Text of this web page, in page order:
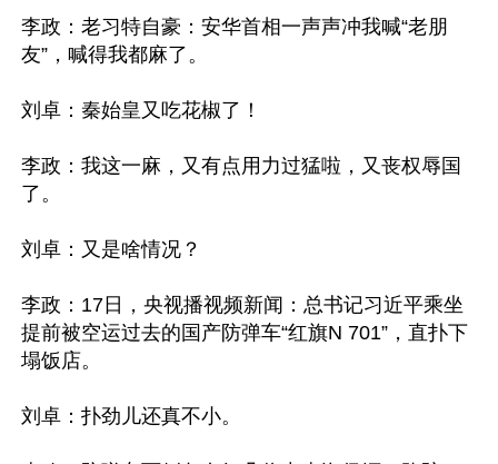
李政：老习特自豪：安华首相一声声冲我喊“老朋
友”，喊得我都麻了。
刘卓：秦始皇又吃花椒了！
李政：我这一麻，又有点用力过猛啦，又丧权辱国
了。
刘卓：又是啥情况？
李政：17日，央视播视频新闻：总书记习近平乘坐
提前被空运过去的国产防弹车“红旗N 701”，直扑下
塌饭店。
刘卓：扑劲儿还真不小。